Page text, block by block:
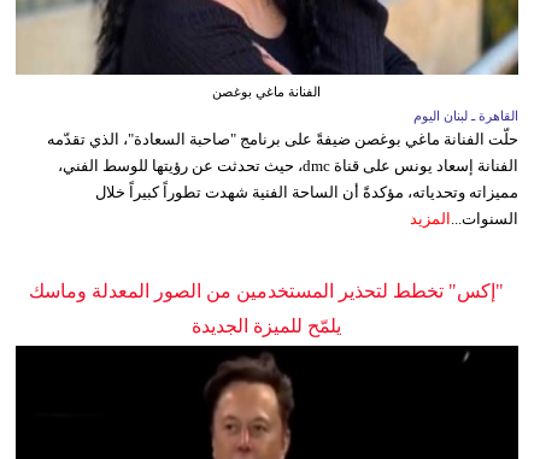
الفنانة ماغي بوغصن
القاهرة ـ لبنان اليوم
حلّت الفنانة ماغي بوغصن ضيفةً على برنامج "صاحبة السعادة"، الذي تقدّمه
الفنانة إسعاد يونس على قناة dmc، حيث تحدثت عن رؤيتها للوسط الفني،
مميزاته وتحدياته، مؤكدةً أن الساحة الفنية شهدت تطوراً كبيراً خلال
السنوات...
المزيد
"إكس" تخطط لتحذير المستخدمين من الصور المعدلة وماسك
يلمّح للميزة الجديدة